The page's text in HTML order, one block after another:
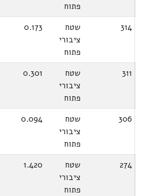
פתוח
314
שטח
ציבורי
פתוח
0.173
311
שטח
ציבורי
פתוח
0.301
306
שטח
ציבורי
פתוח
0.094
274
שטח
ציבורי
פתוח
1.420